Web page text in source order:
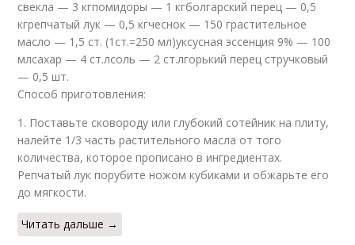
свекла — 3 кгпомидоры — 1 кгболгарский перец — 0,5
кгрепчатый лук — 0,5 кгчеснок — 150 грастительное
масло — 1,5 ст. (1ст.=250 мл)уксусная эссенция 9% — 100
млсахар — 4 ст.лсоль — 2 ст.лгорький перец стручковый
— 0,5 шт.
Способ приготовления:
1. Поставьте сковороду или глубокий сотейник на плиту,
налейте 1/3 часть растительного масла от того
количества, которое прописано в ингредиентах.
Репчатый лук порубите ножом кубиками и обжарьте его
до мягкости.
Читать дальше →